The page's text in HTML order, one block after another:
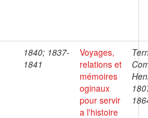
1840; 1837-
1841
Voyages,
relations et
mémoires
oginaux
pour servir
a l'histoire